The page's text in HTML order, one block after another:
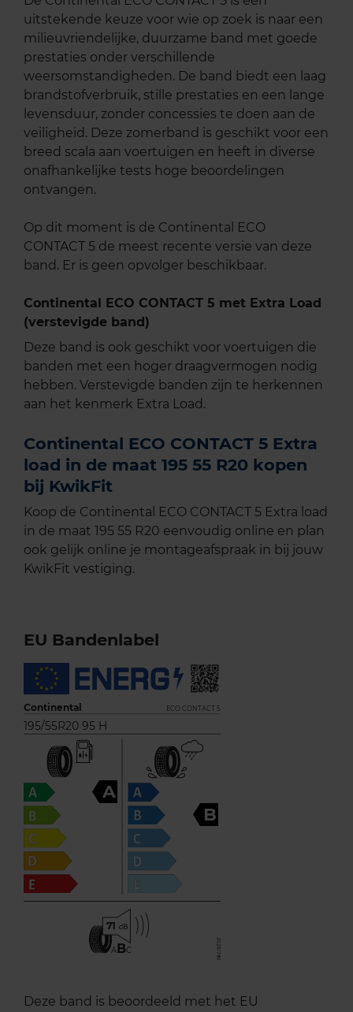
uitstekende keuze voor wie op zoek is naar een
milieuvriendelijke, duurzame band met goede
prestaties onder verschillende
weersomstandigheden. De band biedt een laag
brandstofverbruik, stille prestaties en een lange
levensduur, zonder concessies te doen aan de
veiligheid. Deze zomerband is geschikt voor een
breed scala aan voertuigen en heeft in diverse
onafhankelijke tests hoge beoordelingen
ontvangen.
Op dit moment is de Continental ECO
CONTACT 5 de meest recente versie van deze
band. Er is geen opvolger beschikbaar.
Continental ECO CONTACT 5 met Extra Load
(verstevigde band)
Deze band is ook geschikt voor voertuigen die
banden met een hoger draagvermogen nodig
hebben. Verstevigde banden zijn te herkennen
aan het kenmerk Extra Load.
Continental ECO CONTACT 5 Extra
load in de maat 195 55 R20 kopen
bij KwikFit
Koop de Continental ECO CONTACT 5 Extra load
in de maat 195 55 R20 eenvoudig online en plan
ook gelijk online je montageafspraak in bij jouw
KwikFit vestiging.
EU Bandenlabel
Continental ECO CONTACT 5
195/55R20 95 H
A
B
71
ABC
Deze band is beoordeeld met het EU